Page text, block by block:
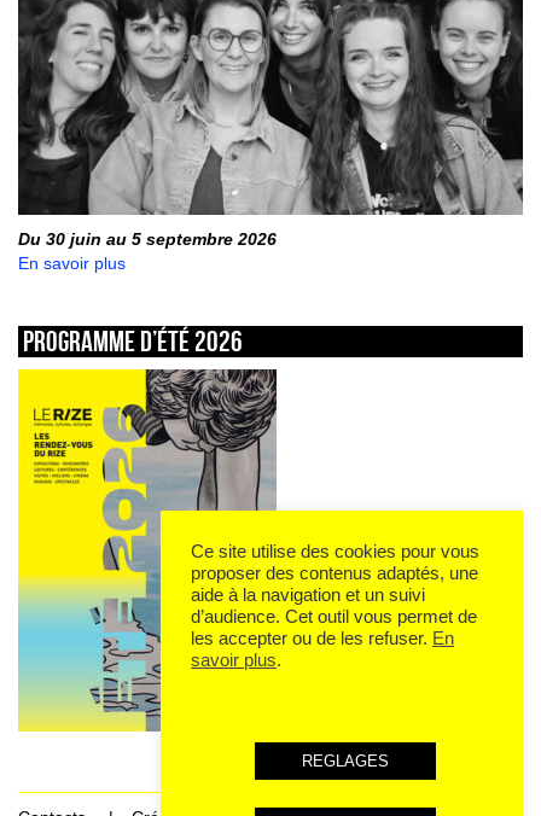
Du 30 juin au 5 septembre 2026
En savoir plus
Programme d’été 2026
Ce site utilise des cookies pour vous
proposer des contenus adaptés, une
aide à la navigation et un suivi
d’audience. Cet outil vous permet de
les accepter ou de les refuser. En
savoir plus.
REGLAGES